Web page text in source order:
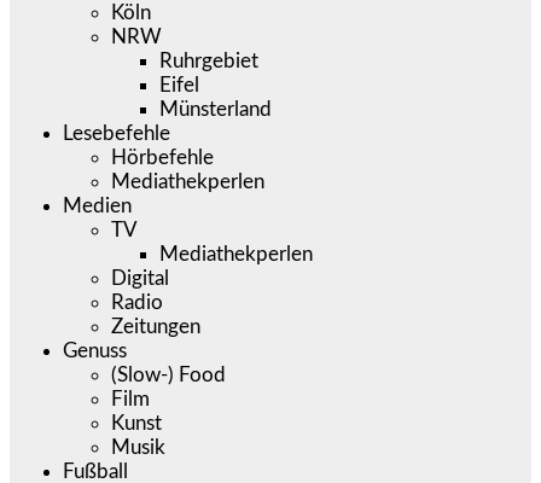
Köln
NRW
Ruhrgebiet
Eifel
Münsterland
Lesebefehle
Hörbefehle
Mediathekperlen
Medien
TV
Mediathekperlen
Digital
Radio
Zeitungen
Genuss
(Slow-) Food
Film
Kunst
Musik
Fußball